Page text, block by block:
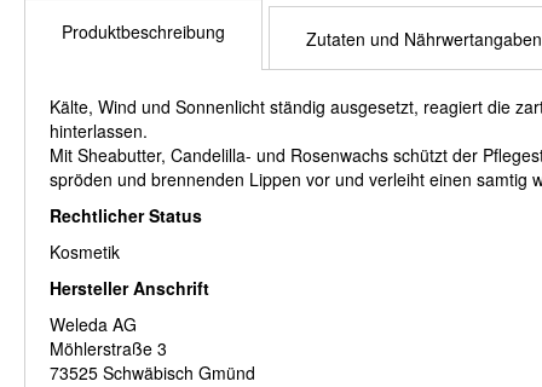
Produktbeschreibung
Kälte, Wind und Sonnenlicht ständig ausgesetzt, reagiert die
hinterlassen.
Mit Sheabutter, Candelilla- und Rosenwachs schützt der
spröden und brennenden Lippen vor und verleiht einen samtig
Rechtlicher Status
Kosmetik
Hersteller Anschrift
Weleda AG
Möhlerstraße 3
73525 Schwäbisch Gmünd
Zutaten und Nährwertangaben